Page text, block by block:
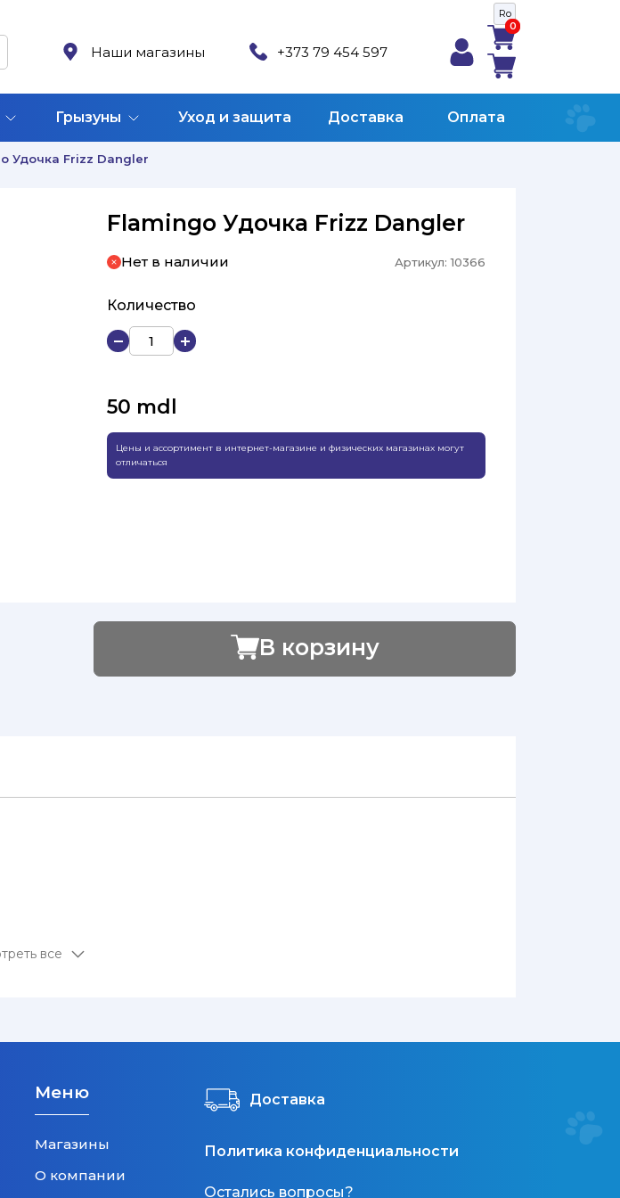
Ro
Наши магазины +373 79 454 597
0
0
Грызуны Уход и защита Доставка Оплата
Удочка Frizz Dangler
Flamingo Удочка Frizz Dangler
Нет в наличии Артикул:10366
Количество
50 mdl
Цены и ассортимент в интернет-магазине и физических магазинах могут
отличаться
В корзину
все
Меню
Магазины
О компании
Доставка
Политика конфиденциальности
Остались вопросы?